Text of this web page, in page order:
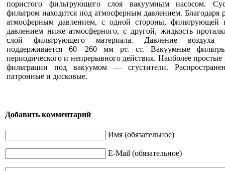
пористого фильтрующего слоя вакуумным насосом.
фильтром находится под атмосферным давлением. Благодаря
атмосферным давлением, с одной стороны, фильтрующей
давлением ниже атмосферного, с другой, жидкость
слой фильтрующего материала. Давление воздуха
поддерживается 60—260 мм рт. ст. Вакуумные
периодического и непрерывного действия. Наиболее простые
фильтрации под вакуумом — сгустители.
патронные и дисковые.
Добавить комментарий
Имя (обязательное)
E-Mail (обязательное)